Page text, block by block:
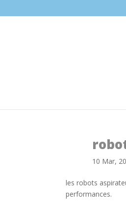
10 Mar,
les robots
performances.